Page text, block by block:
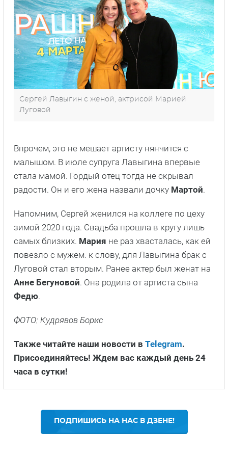
Сергей Лавыгин с женой, актрисой Марией
Луговой
Впрочем, это не мешает артисту нянчится с
малышом. В июле супруга Лавыгина впервые
стала мамой. Гордый отец тогда не скрывал
радости. Он и его жена назвали дочку Мартой.
Напомним, Сергей женился на коллеге по цеху
зимой 2020 года. Свадьба прошла в кругу лишь
самых близких. Мария не раз хвасталась, как ей
повезло с мужем. к слову, для Лавыгина брак с
Луговой стал вторым. Ранее актер был женат на
Анне Бегуновой. Она родила от артиста сына
Федю.
ФОТО: Кудрявов Борис
Также читайте наши новости в Telegram.
Присоединяйтесь! Ждем вас каждый день 24
часа в сутки!
ПОДПИШИСЬ НА НАС В ДЗЕНЕ!